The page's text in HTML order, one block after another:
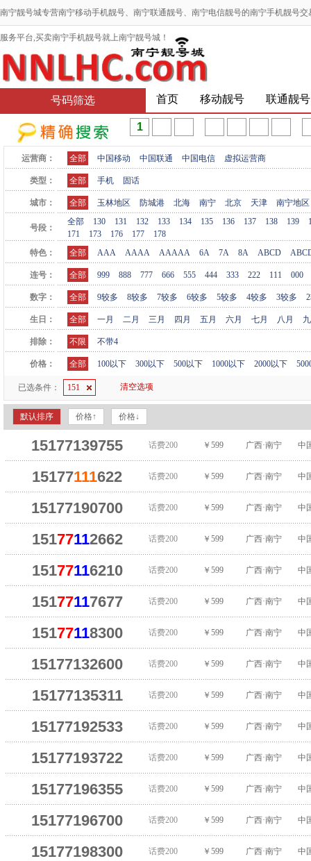
南宁靓号城专营南宁移动手机靓号、南宁联通靓号、南宁电信靓号的南宁手机靓号
服务平台,买卖南宁手机靓号就上南宁靓号城！
号码筛选 首页 移动靓号 联通靓号
运营商： 全部 中国移动 中国联通 中国电信 虚拟运营商
类型： 全部 手机 固话
城市： 全部 玉林地区 防城港 北海 南宁 北京 天津 南宁地区
号段：
全部 130 131 132 133 134 135 136 137 138 139
171
173 176 177
178
特色：
全部 AAA AAAA AAAAA 6A 7A 8A ABCD
连号： 全部 999 888 777 666 555 444 333 222 111 000
数字： 全部 9较多 8较多 7较多 6较多 5较多 4较多 3较多
生日： 全部 一月 二月 三月 四月 五月 六月 七月 八月
排除： 不限 不带4
价格： 全部 100以下 300以下 500以下 1000以下 2000以下
已选条件： 151 清空选项
默认排序 价格↑ 价格↓
15177139755 话费200 ￥599 广西·南宁 中
15177111622 话费200 ￥599 广西·南宁 中
15177190700 话费200 ￥599 广西·南宁 中
15177112662 话费200 ￥599 广西·南宁 中
15177116210 话费200 ￥599 广西·南宁 中
15177117677 话费200 ￥599 广西·南宁 中
15177118300 话费200 ￥599 广西·南宁 中
15177132600 话费200 ￥599 广西·南宁 中
15177135311 话费200 ￥599 广西·南宁 中
15177192533 话费200 ￥599 广西·南宁 中
15177193722 话费200 ￥599 广西·南宁 中
15177196355 话费200 ￥599 广西·南宁 中
15177196700 话费200 ￥599 广西·南宁 中
15177198300 话费200 ￥599 广西·南宁 中